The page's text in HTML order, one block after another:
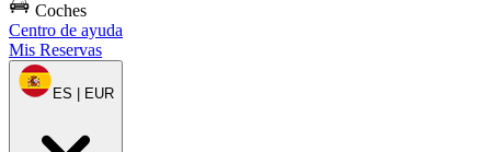
Coches
Centro de ayuda
Mis Reservas
ES | EUR